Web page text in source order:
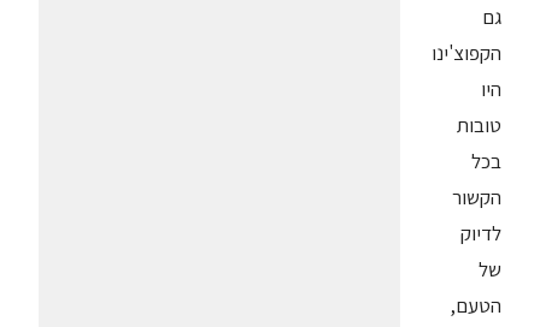
גם
הקפוצ'ינו
היו
טובות
בכל
הקשור
לדיוק
של
הטעם,